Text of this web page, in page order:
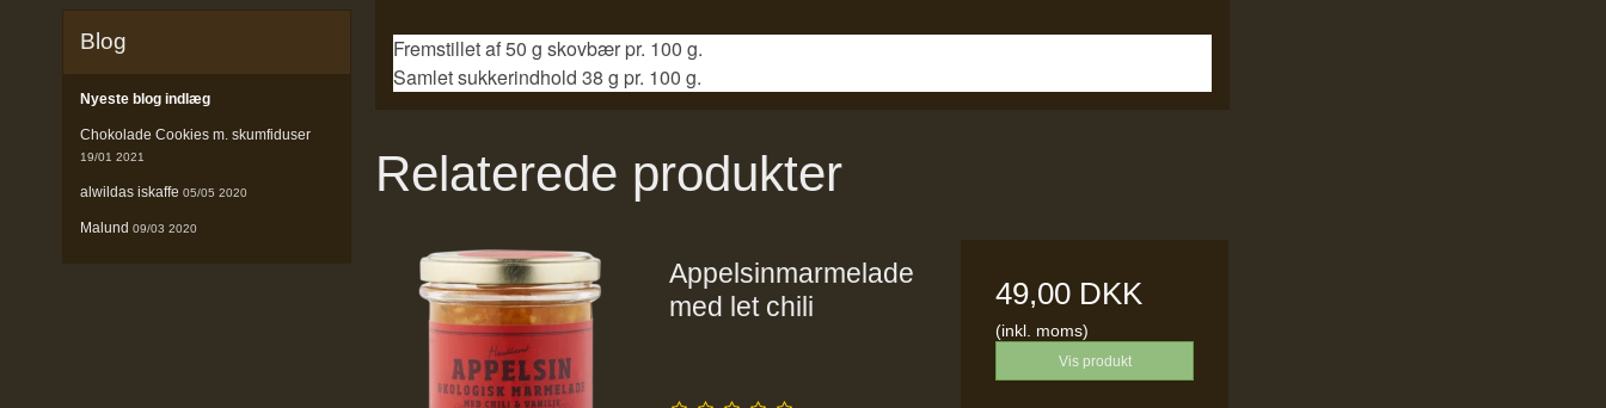
Blog
Nyeste blog indlæg
Chokolade Cookies m. skumfiduser
19/01 2021
alwildas iskaffe 05/05 2020
Malund 09/03 2020
Fremstillet af 50 g skovbær pr. 100 g.
Samlet sukkerindhold 38 g pr. 100 g.
Relaterede produkter
Appelsinmarmelade
med let chili
49,00 DKK
(inkl. moms)
Vis produkt